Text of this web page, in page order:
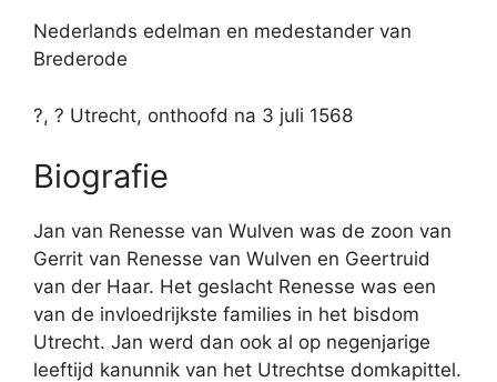
Nederlands edelman en medestander van
Brederode
?, ? Utrecht, onthoofd na 3 juli 1568
Biografie
Jan van Renesse van Wulven was de zoon van
Gerrit van Renesse van Wulven en Geertruid
van der Haar. Het geslacht Renesse was een
van de invloedrijkste families in het bisdom
Utrecht. Jan werd dan ook al op negenjarige
leeftijd kanunnik van het Utrechtse domkapittel.